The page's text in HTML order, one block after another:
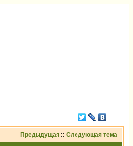
Предыдущая :: Следующая тема